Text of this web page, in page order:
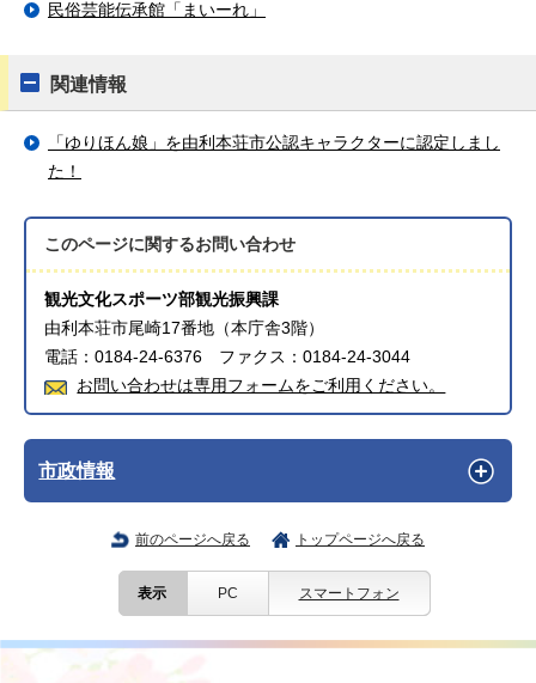
民俗芸能伝承館「まいーれ」
関連情報
「ゆりほん娘」を由利本荘市公認キャラクターに認定しまし
た！
このページに関するお問い合わせ
観光文化スポーツ部観光振興課
由利本荘市尾崎17番地（本庁舎3階）
電話：0184-24-6376 ファクス：0184-24-3044
お問い合わせは専用フォームをご利用ください。
市政情報
前のページへ戻る トップページへ戻る
表示 PC スマートフォン